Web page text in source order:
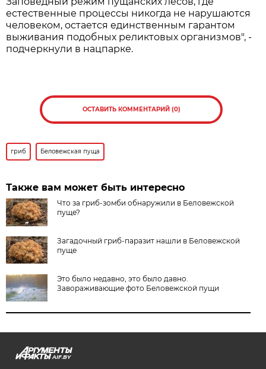
естественные процессы никогда не нарушаются
человеком, остается единственным гарантом
выживания подобных реликтовых организмов", -
подчеркнули в нацпарке.
ОСТАВИТЬ КОММЕНТАРИЙ (0)
гриб Беловежская пуща
Также вам может быть интересно
Что за гриб-зомби обнаружили в Беловежской
пуще?
Загадочный гриб-паразит нашли в Беловежской
пуще
Это было недавно, это было давно.
Завораживающие фото Беловежской пущи
AIF.BY